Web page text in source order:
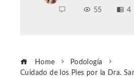
55
4
Home
Podología
Cuidado de los Pies por la Dra.